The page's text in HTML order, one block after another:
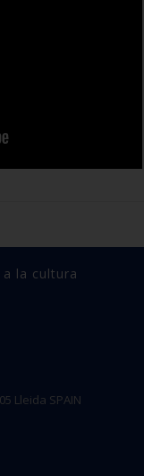
a la cultura
Lleida SPAIN